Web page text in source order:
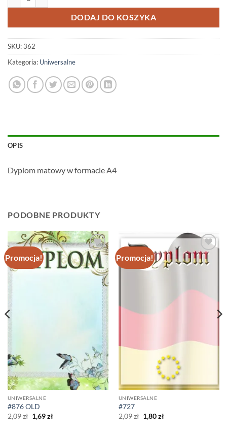
DODAJ DO KOSZYKA
SKU:362
Kategoria: Uniwersalne
OPIS
Dyplom matowy w formacie A4
PODOBNE PRODUKTY
Promocja!
Dodaj do
ulubionych
UNIWERSALNE
#876 OLD
2,09zł Pierwotna
cena
1,69złAktualna
Promocja!
Dodaj do
ulubionych
UNIWERSALNE
#727
2,09zł Pierwotna
cena
1,80złAktualna